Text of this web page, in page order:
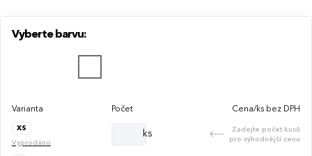
Vyberte barvu:
Varianta Počet Cena/ks bez DPH
XS
Vyprodáno
ks
Zadejte počet kusů
pro výhodnější cenu